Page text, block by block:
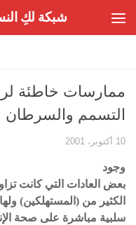
شبكة لكِ
ممارسات خاطئة
التسمم والسرطان
10 أكتوبر، 2001
وجود
بعض العادات التي كانت
الكثير من (المستهلكين)
سلبية مباشرة على صحة